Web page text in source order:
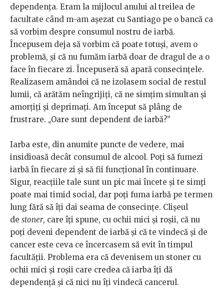
dependența. Eram la mijlocul anului al treilea de
facultate când m-am așezat cu Santiago pe o bancă ca
să vorbim despre consumul nostru de iarbă.
Începusem deja să vorbim că poate totuși, avem o
problemă, și că nu fumăm iarbă doar de dragul de a o
face în fiecare zi. Începuseră să apară consecințele.
Realizasem amândoi că ne izolasem social de restul
lumii, că arătăm neîngrijiți, că ne simțim simultan și
amorțiți și deprimați. Am început să plâng de
frustrare. „Oare sunt dependent de iarbă?”
Iarba este, din anumite puncte de vedere, mai
insidioasă decât consumul de alcool. Poți să fumezi
iarbă în fiecare zi și să fii funcțional în continuare.
Sigur, reacțiile tale sunt un pic mai încete și te simți
poate mai timid social, dar poți fuma iarbă pe termen
lung fără să îți dai seama de consecințe. Clișeul
de stoner, care îți spune, cu ochii mici și roșii, că nu
poți deveni dependent de iarbă și că te vindecă și de
cancer este ceva ce încercasem să evit în timpul
facultății. Problema era că devenisem un stoner cu
ochii mici și roșii care credea că iarba îți dă
dependență și că nici nu îți vindecă cancerul.